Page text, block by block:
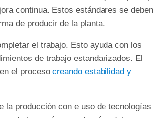
continua. Estos estándares se deben
de producir de la planta.
el trabajo. Esto ayuda con los
de trabajo estandarizados. El
el proceso creando estabilidad y
la producción con e uso de tecnologías